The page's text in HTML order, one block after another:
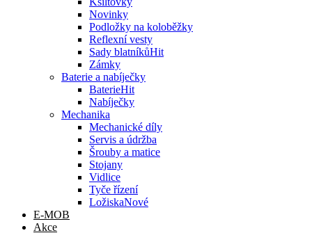
Novinky
Podložky na koloběžky
Reflexní vesty
Sady blatníků
Zámky
Baterie a nabíječky
Baterie
Nabíječky
Mechanika
Mechanické díly
Servis a údržba
Šrouby a matice
Stojany
Vidlice
Tyče řízení
Ložiska
E-MOB
Akce